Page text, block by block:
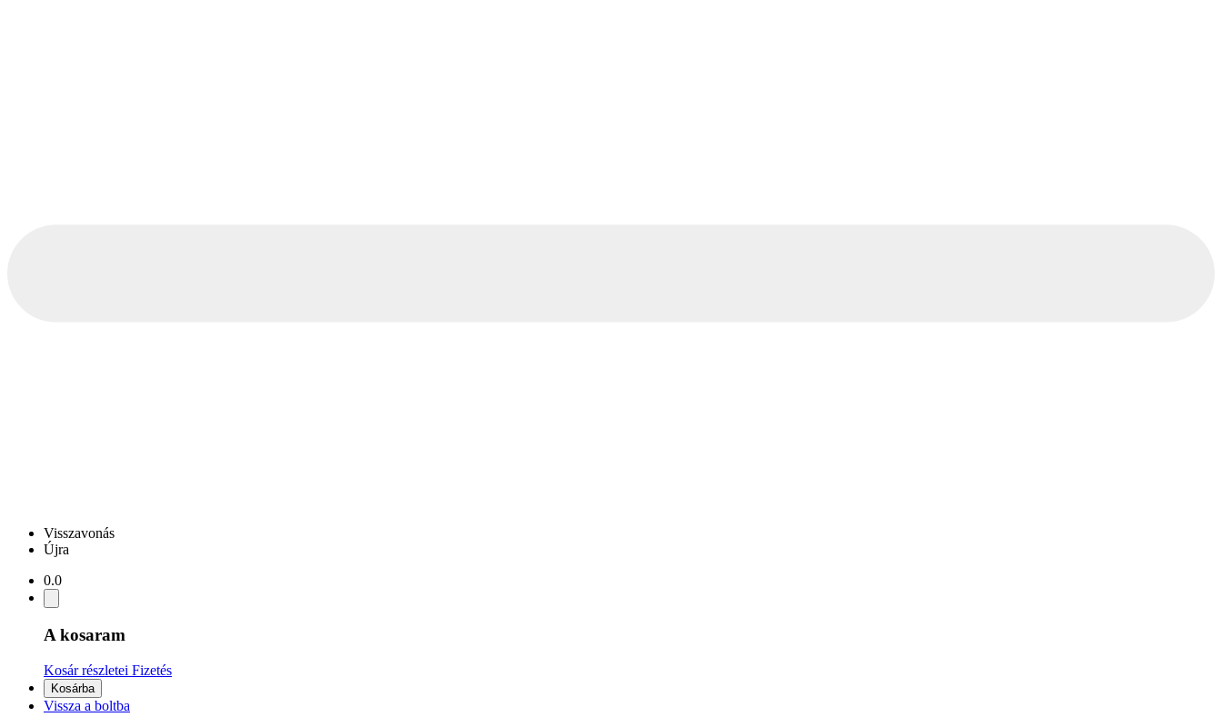
Visszavonás
Újra
0.0
A kosaram
Kosár részletei Fizetés
Kosárba
Vissza a boltba